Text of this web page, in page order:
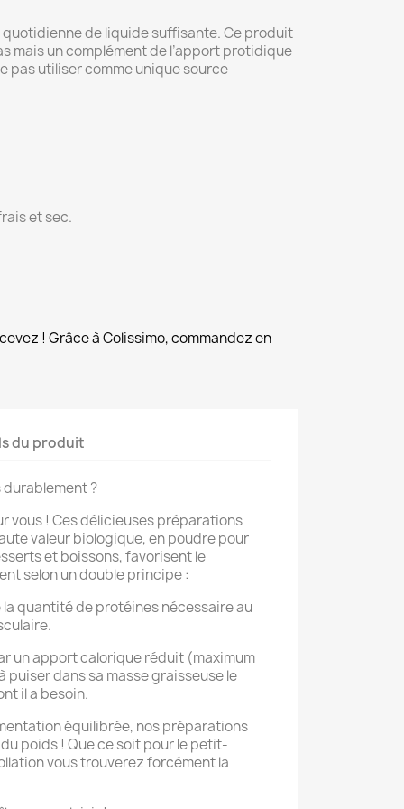
de liquide suffisante. Ce produit
mais un complément de l’apport protidique
pas utiliser comme unique source
et sec.
! Grâce à Colissimo, commandez en
du produit
?
vous ! Ces délicieuses préparations
valeur biologique, en poudre pour
et boissons, favorisent le
selon un double principe :
la quantité de protéines nécessaire au
un apport calorique réduit (maximum
puiser dans sa masse graisseuse le
il a besoin.
équilibrée, nos préparations
poids ! Que ce soit pour le petit-
vous trouverez forcément la